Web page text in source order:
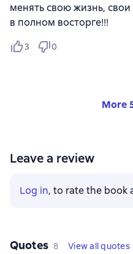
менять свою жизнь,
в полном восторге!!!
3 0
More
Leave a review
Log in, to rate the book
Quotes 8 View all quotes